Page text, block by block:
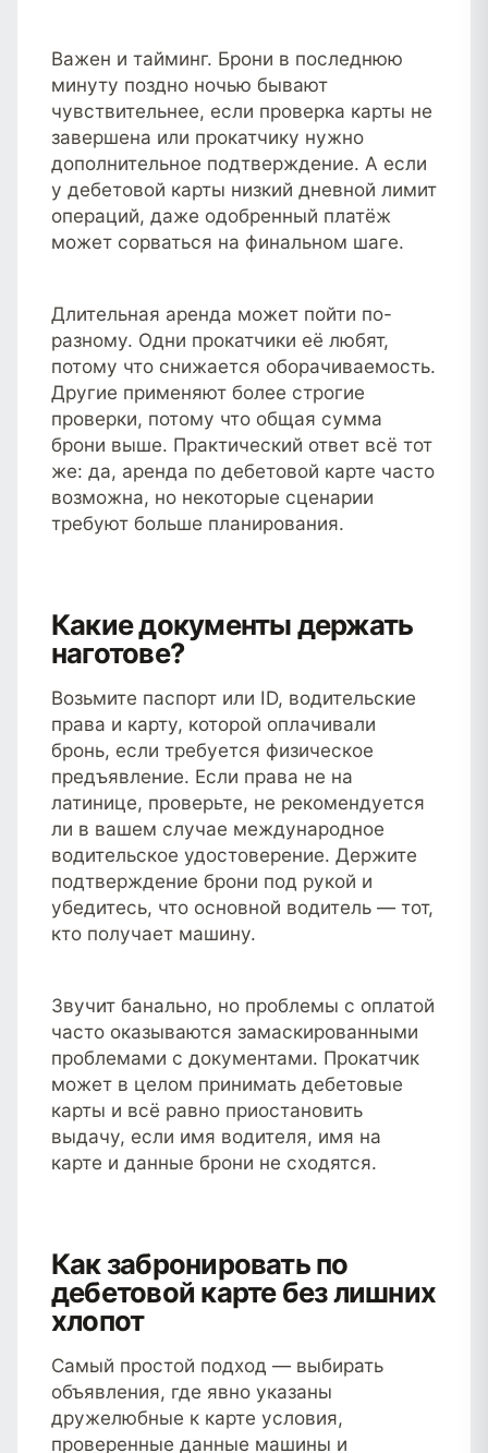
Важен и тайминг. Брони в последнюю
минуту поздно ночью бывают
чувствительнее, если проверка карты не
завершена или прокатчику нужно
дополнительное подтверждение. А если
у дебетовой карты низкий дневной лимит
операций, даже одобренный платёж
может сорваться на финальном шаге.
Длительная аренда может пойти по-
разному. Одни прокатчики её любят,
потому что снижается оборачиваемость.
Другие применяют более строгие
проверки, потому что общая сумма
брони выше. Практический ответ всё тот
же: да, аренда по дебетовой карте часто
возможна, но некоторые сценарии
требуют больше планирования.
Какие документы держать
наготове?
Возьмите паспорт или ID, водительские
права и карту, которой оплачивали
бронь, если требуется физическое
предъявление. Если права не на
латинице, проверьте, не рекомендуется
ли в вашем случае международное
водительское удостоверение. Держите
подтверждение брони под рукой и
убедитесь, что основной водитель — тот,
кто получает машину.
Звучит банально, но проблемы с оплатой
часто оказываются замаскированными
проблемами с документами. Прокатчик
может в целом принимать дебетовые
карты и всё равно приостановить
выдачу, если имя водителя, имя на
карте и данные брони не сходятся.
Как забронировать по
дебетовой карте без лишних
хлопот
Самый простой подход — выбирать
объявления, где явно указаны
дружелюбные к карте условия,
проверенные данные машины и